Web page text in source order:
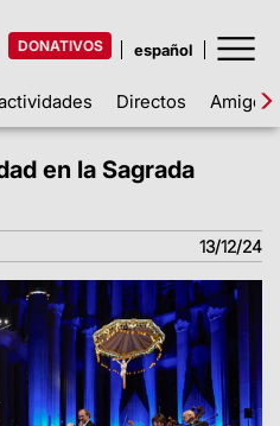
DONATIVOS
Directos Amigos
en la Sagrada
13/12/24